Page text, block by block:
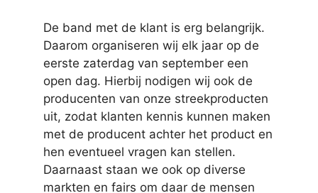
De band met de klant is erg belangrijk.
Daarom organiseren wij elk jaar op de
eerste zaterdag van september een
open dag. Hierbij nodigen wij ook de
producenten van onze streekproducten
uit, zodat klanten kennis kunnen maken
met de producent achter het product en
hen eventueel vragen kan stellen.
Daarnaast staan we ook op diverse
markten en fairs om daar de mensen